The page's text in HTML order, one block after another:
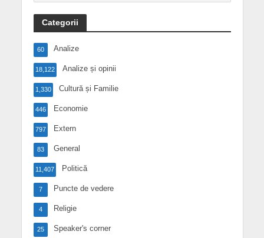
Categorii
Analize
60
Analize și opinii
18,122
Cultură și Familie
1,330
Economie
446
Extern
797
General
83
Politică
11,407
Puncte de vedere
7
Religie
4
Speaker's corner
25